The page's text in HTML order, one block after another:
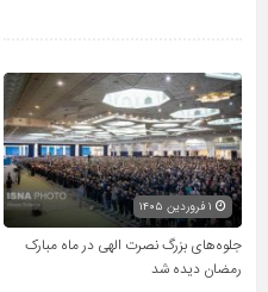
جلوه‌های بزرگ نصرت الهی در ماه مبارک
رمضان دیده شد